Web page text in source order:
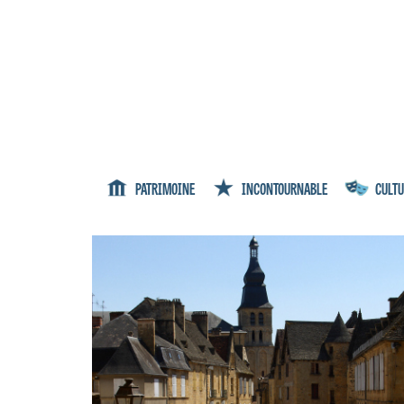
PATRIMOINE INCONTOURNABLE